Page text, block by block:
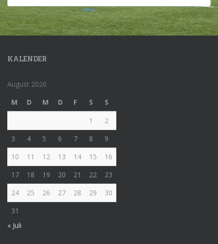
KALENDER
August 2026
M
D M D F S
S
1
2
3
4 5 6 7 8
9
10
11 12 13 14 15
16
17
18 19 20 21 22
23
24
25 26 27 28 29
30
31
« Juli